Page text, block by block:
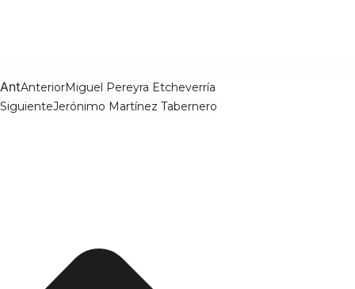
AntAnteriorMiguel Pereyra Etcheverría
SiguienteJerónimo Martínez Tabernero